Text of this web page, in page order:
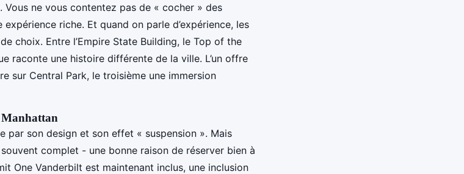
Vous ne vous contentez pas de « cocher » des
riche. Et quand on parle d’expérience, les
choix. Entre l’Empire State Building, le Top of the
raconte une histoire différente de la ville. L’un offre
sur Central Park, le troisième une immersion
Manhattan
par son design et son effet « suspension ». Mais
complet - une bonne raison de réserver bien à
One Vanderbilt est maintenant inclus, une inclusion